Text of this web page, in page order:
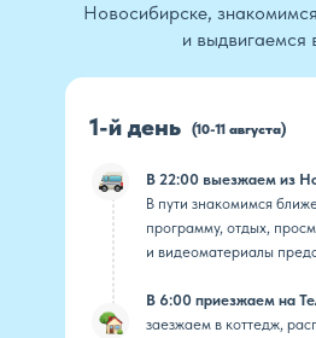
1-й день
Новосибирске,
и выдвигаемся
(10-11 августа)
В 22:00 выезжаем из
В пути знакомимся
программу, отдых,
и видеоматериалы
В 6:00 приезжаем на
заезжаем в коттедж,